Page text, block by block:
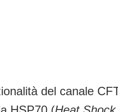
del canale